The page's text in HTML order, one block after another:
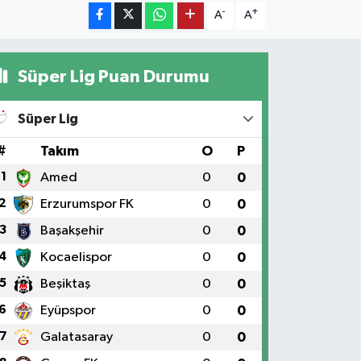
A- A+
Süper Lig Puan Durumu
Süper Lig
Takım O P
1 Amed 0 0
Erzurumspor FK 0 0
3 Başakşehir 0 0
Kocaelispor 0 0
5 Beşiktaş 0 0
Eyüpspor 0 0
7 Galatasaray 0 0